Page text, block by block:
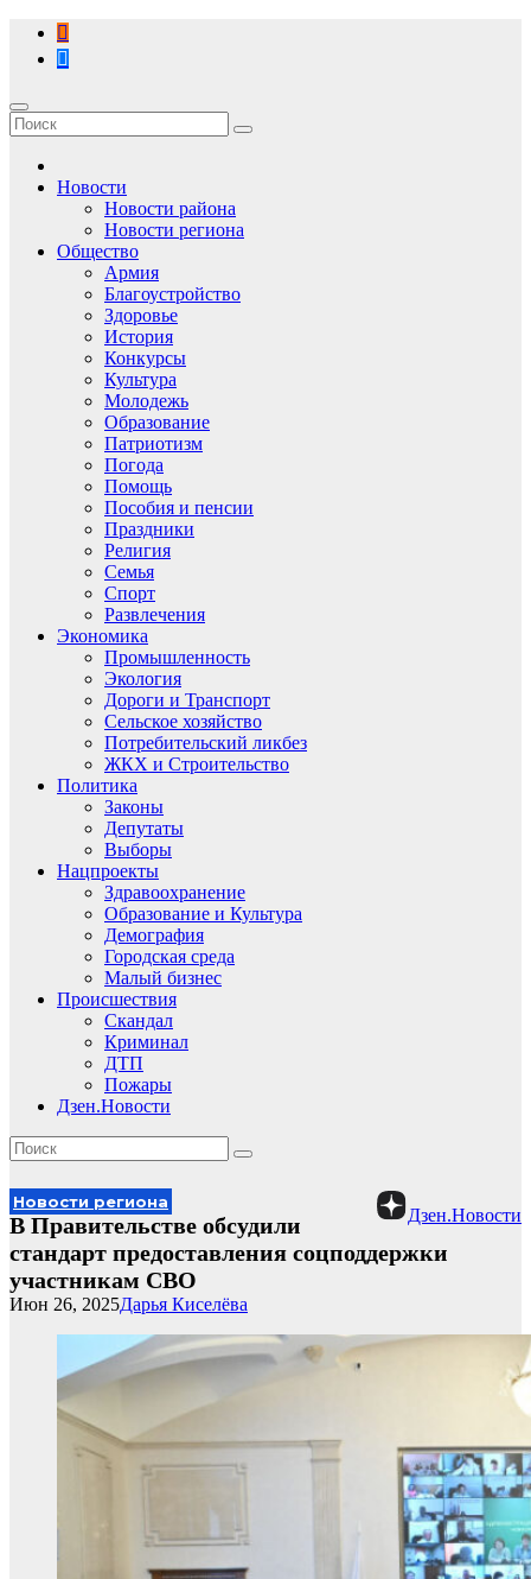
Перейти
содержимому
Новости
Новости района
Новости региона
Общество
Армия
Благоустройство
Здоровье
История
Конкурсы
Культура
Молодежь
Образование
Патриотизм
Погода
Помощь
Пособия и пенсии
Праздники
Религия
Семья
Спорт
Развлечения
Экономика
Промышленность
Экология
Дороги и Транспорт
Сельское хозяйство
Потребительский ликбез
ЖКХ и Строительство
Политика
Законы
Депутаты
Выборы
Нацпроекты
Здравоохранение
Образование и Культура
Демография
Городская среда
Малый бизнес
Происшествия
Скандал
Криминал
ДТП
Пожары
Дзен.Новости
Дзен.Новости
Новости региона
В Правительстве обсудили
стандарт предоставления соцподдержки
участникам СВО
Дарья Киселёва
Июн 26, 2025